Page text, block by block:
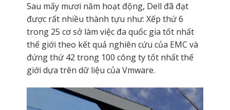
Sau mấy mươi năm hoạt động, Dell đã đạt
được rất nhiều thành tựu như: Xếp thứ 6
trong 25 cơ sở làm việc đa quốc gia tốt nhất
thế giới theo kết quả nghiên cứu của EMC và
đứng thứ 42 trong 100 công ty tốt nhất thế
giới dựa trên dữ liệu của Vmware.